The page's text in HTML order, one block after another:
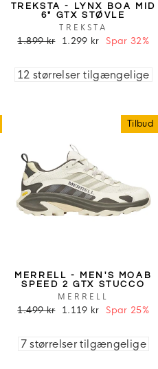
TREKSTA - LYNX BOA MID
6" GTX STØVLE
TREKSTA
1.899 kr 1.299 kr Spar 32%
12 størrelser tilgængelige
Tilbud
MERRELL - MEN'S MOAB
SPEED 2 GTX STUCCO
MERRELL
1.499 kr 1.119 kr Spar 25%
7 størrelser tilgængelige